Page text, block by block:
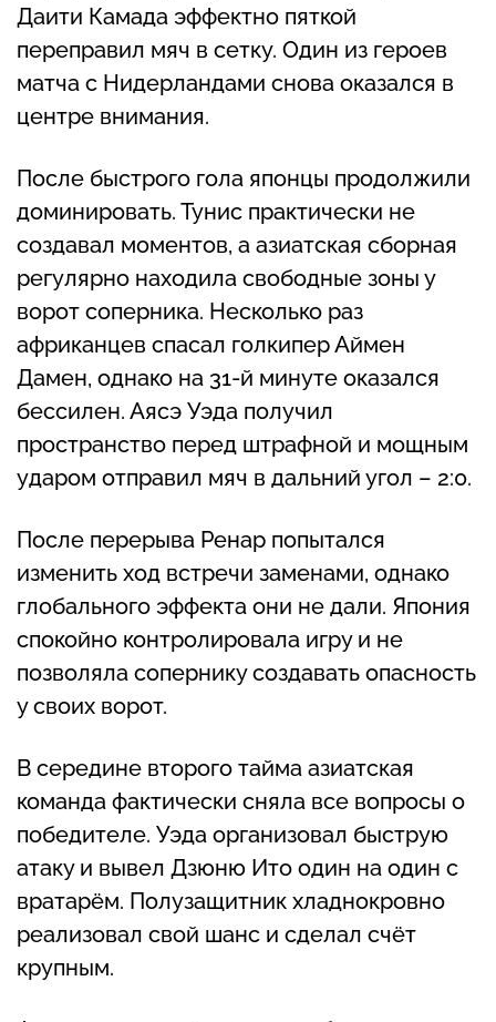
Даити Камада эффектно пяткой
переправил мяч в сетку. Один из героев
матча с Нидерландами снова оказался в
центре внимания.
После быстрого гола японцы продолжили
доминировать. Тунис практически не
создавал моментов, а азиатская сборная
регулярно находила свободные зоны у
ворот соперника. Несколько раз
африканцев спасал голкипер Аймен
Дамен, однако на 31-й минуте оказался
бессилен. Аясэ Уэда получил
пространство перед штрафной и мощным
ударом отправил мяч в дальний угол – 2:0.
После перерыва Ренар попытался
изменить ход встречи заменами, однако
глобального эффекта они не дали. Япония
спокойно контролировала игру и не
позволяла сопернику создавать опасность
у своих ворот.
В середине второго тайма азиатская
команда фактически сняла все вопросы о
победителе. Уэда организовал быструю
атаку и вывел Дзюню Ито один на один с
вратарём. Полузащитник хладнокровно
реализовал свой шанс и сделал счёт
крупным.